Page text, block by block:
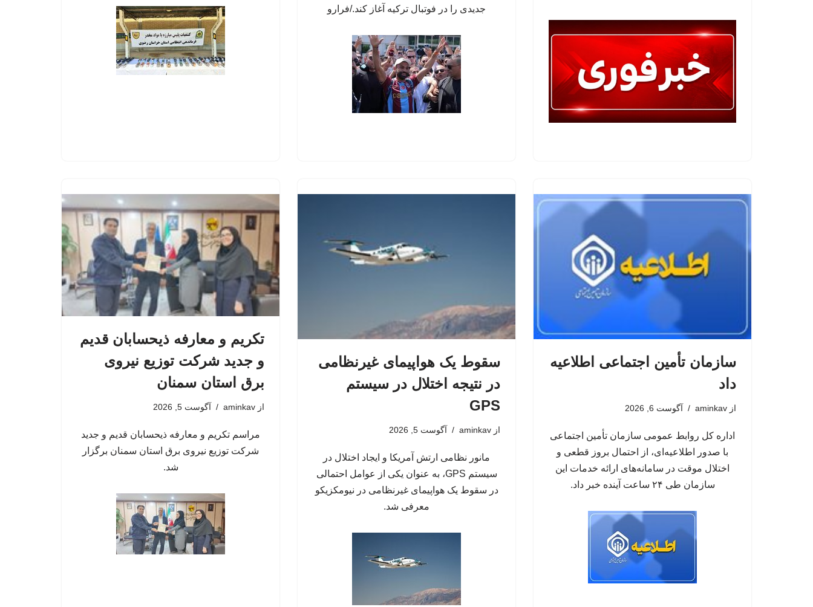
جدیدی را در فوتبال ترکیه آغاز کند./فرارو
سازمان تأمین اجتماعی اطلاعیه
داد
از aminkav آگوست 6, 2026
اداره کل روابط عمومی سازمان تأمین اجتماعی
با صدور اطلاعیه‌ای، از احتمال بروز قطعی و
اختلال موقت در سامانه‌های ارائه خدمات این
سازمان طی ۲۴ ساعت آینده خبر داد.
سقوط یک هواپیمای غیرنظامی
در نتیجه اختلال در سیستم‌
GPS
از aminkav آگوست 5, 2026
مانور نظامی ارتش آمریکا و ایجاد اختلال در
سیستم‌ GPS، به عنوان یکی از عوامل احتمالی
در سقوط یک هواپیمای غیرنظامی در نیومکزیکو
معرفی شد.
تکریم و معارفه ذیحسابان قدیم
و جدید شرکت توزیع نیروی
برق استان سمنان
از aminkav آگوست 5, 2026
مراسم تکریم و معارفه ذیحسابان قدیم و جدید
شرکت توزیع نیروی برق استان سمنان برگزار
شد.